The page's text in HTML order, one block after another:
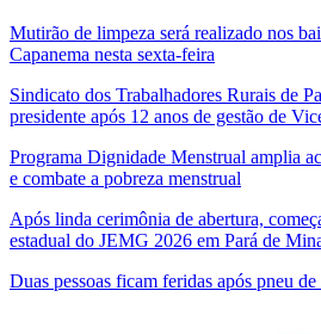
Mutirão de limpeza será realizado nos
Capanema nesta sexta-feira
Sindicato dos Trabalhadores Rurais de
presidente após 12 anos de gestão de
Programa Dignidade Menstrual amplia
e combate a pobreza menstrual
Após linda cerimônia de abertura,
estadual do JEMG 2026 em Pará de
Duas pessoas ficam feridas após pneu